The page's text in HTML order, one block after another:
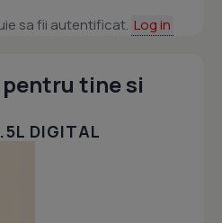
sa fii autentificat. Log in
tine si
DIGITAL